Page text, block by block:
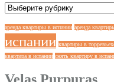
Категории
аренда квартиры в испании аренда
испании квартиры в
квартира в испании снять квартиру в